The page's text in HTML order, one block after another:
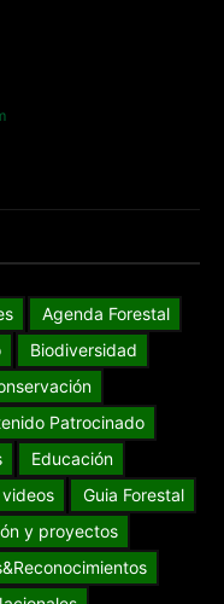
Agenda Forestal
Biodiversidad
Patrocinado
Educación
Guia Forestal
y proyectos